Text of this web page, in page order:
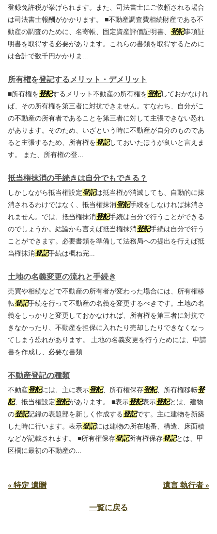
登録免許税が挙げられます。また、司法書士にご依頼される場合
は司法書士報酬がかかります。 ■不動産調査費相続財産である不
動産の調査のために、名寄帳、固定資産評価証明書、 登記事項証
明書を取得する必要があります。これらの書類を取得するために
は合計で数千円かかりま...
所有権を登記するメリット・デメリット
■所有権を登記するメリット不動産の所有権を登記しておかなけれ
ば、その所有権を第三者に対抗できません。すなわち、自分がこ
の不動産の所有者であることを第三者に対して主張できない恐れ
があります。そのため、いざという時に不動産が自分のものであ
ると主張するため、所有権を登記しておいたほうが良いと言えま
す。 また、所有権の登...
抵当権抹消の手続きは自分でもできる？
しかしながら抵当権設定登記は抵当権が消滅しても、自動的に抹
消されるわけではなく、抵当権抹消登記手続をしなければ抹消さ
れません。では、抵当権抹消登記手続は自分で行うことができる
のでしょうか。結論から言えば抵当権抹消登記手続は自分で行う
ことができます。必要書類を準備して法務局への提出を行えば抵
当権抹消登記手続は概ね完...
土地の名義変更の流れと手続き
売買や相続などで不動産の所有者が変わった場合には、所有権移
転登記手続を行って不動産の名義を変更するべきです。土地の名
義をしっかりと変更しておかなければ、所有権を第三者に対抗で
きなかったり、不動産を担保に入れたり売却したりできなくなっ
てしまう恐れがあります。 土地の名義変更を行うためには、申請
書を作成し、必要な書類...
不動産登記の種類
不動産登記には、主に表示登記、所有権保存登記、所有権移転登
記、抵当権設定登記があります。 ■表示登記表示登記とは、建物
の登記記録の表題部を新しく作成する登記です。主に建物を新築
した時に行います。表示登記には建物の所在地番、構造、床面積
などが記載されます。 ■所有権保存登記所有権保存登記とは、甲
区欄に最初の不動産の...
« 特定 遺贈 遺言 執行者 »
一覧に戻る